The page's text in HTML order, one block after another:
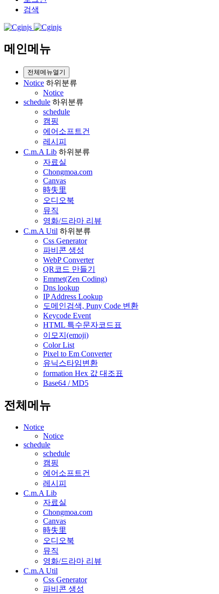
검색
메인메뉴
전체메뉴열기
Notice 하위분류
Notice
schedule 하위분류
schedule
캠핑
에어소프트건
레시피
C.m.A Lib 하위분류
자료실
Chongmoa.com
Canvas
時失里
오디오북
뮤직
영화/드라마 리뷰
C.m.A Util 하위분류
Css Generator
파비콘 생성
WebP Converter
QR코드 만들기
Emmet(Zen Coding)
Dns lookup
IP Address Lookup
도메인검색, Puny Code 변환
Keycode Event
HTML 특수문자코드표
이모지(emoji)
Color List
Pixel to Em Converter
유닉스타임변환
formation Hex 값 대조표
Base64 / MD5
전체메뉴
Notice
Notice
schedule
schedule
캠핑
에어소프트건
레시피
C.m.A Lib
자료실
Chongmoa.com
Canvas
時失里
오디오북
뮤직
영화/드라마 리뷰
C.m.A Util
Css Generator
파비콘 생성